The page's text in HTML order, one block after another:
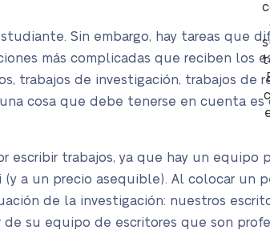
Sin embargo, hay tareas que
más complicadas que reciben los
trabajos de investigación, trabajos de
cosa que debe tenerse en cuenta es
escribir trabajos, ya que hay un equipo
a un precio asequible). Al colocar un
de la investigación: nuestros
su equipo de escritores que son